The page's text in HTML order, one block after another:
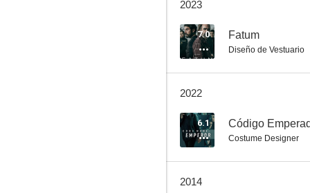
2023
7.0 Fatum
Diseño de Vestuario
2022
6.1 Código
Costume Designer
2014